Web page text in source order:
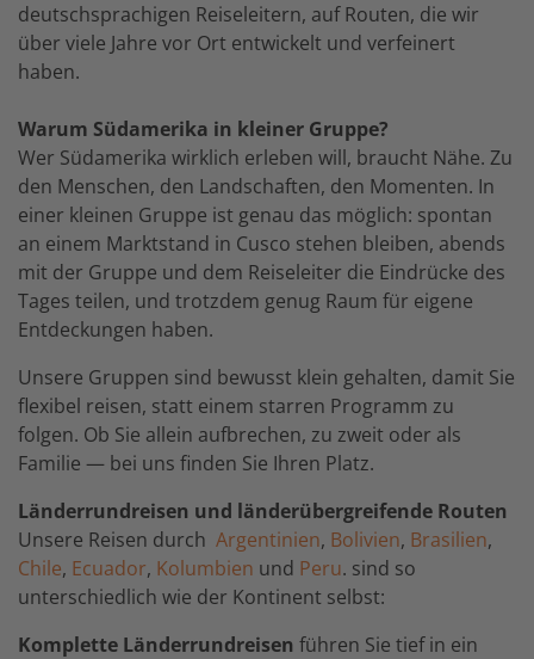
deutschsprachigen Reiseleitern, auf Routen, die wir
über viele Jahre vor Ort entwickelt und verfeinert
haben.
Warum Südamerika in kleiner Gruppe?
Wer Südamerika wirklich erleben will, braucht Nähe. Zu
den Menschen, den Landschaften, den Momenten. In
einer kleinen Gruppe ist genau das möglich: spontan
an einem Marktstand in Cusco stehen bleiben, abends
mit der Gruppe und dem Reiseleiter die Eindrücke des
Tages teilen, und trotzdem genug Raum für eigene
Entdeckungen haben.
Unsere Gruppen sind bewusst klein gehalten, damit Sie
flexibel reisen, statt einem starren Programm zu
folgen. Ob Sie allein aufbrechen, zu zweit oder als
Familie — bei uns finden Sie Ihren Platz.
Länderrundreisen und länderübergreifende Routen
Unsere Reisen durch Argentinien, Bolivien, Brasilien,
Chile, Ecuador, Kolumbien und Peru. sind so
unterschiedlich wie der Kontinent selbst:
Komplette Länderrundreisen führen Sie tief in ein